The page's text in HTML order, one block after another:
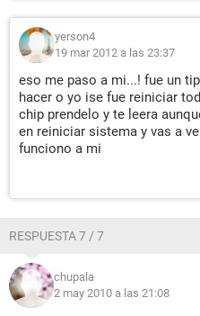
yerson4
19 mar 2012 a las 23:37
eso me paso a mi...! fue un
hacer o yo ise fue reiniciar
chip prendelo y te leera
en reiniciar sistema y vas a
funciono a mi
RESPUESTA 7 / 7
chupala
2 may 2010 a las 21:08